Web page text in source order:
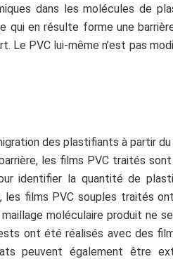
dans les molécules de
qui en résulte forme une
Le PVC lui-même n’est pas
des plastifiants à partir
les films PVC traités
identifier la quantité de
films PVC souples traités
moléculaire produit ne
ont été réalisés avec des
peuvent également être